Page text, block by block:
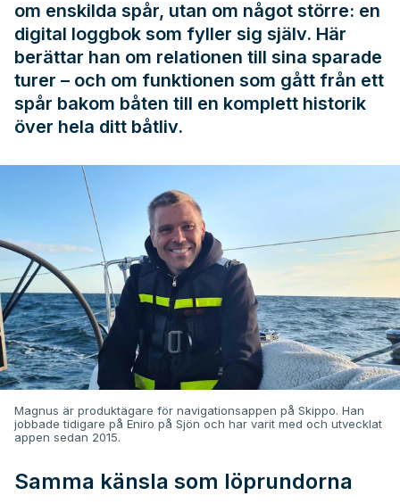
om enskilda spår, utan om något större: en
digital loggbok som fyller sig själv. Här
berättar han om relationen till sina sparade
turer – och om funktionen som gått från ett
spår bakom båten till en komplett historik
över hela ditt båtliv.
Magnus är produktägare för navigationsappen på Skippo. Han
jobbade tidigare på Eniro på Sjön och har varit med och utvecklat
appen sedan 2015.
Samma känsla som löprundorna